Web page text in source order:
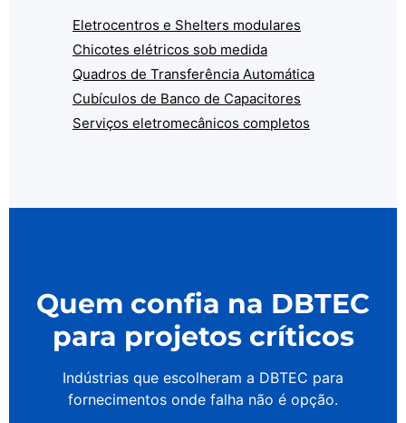
Eletrocentros e Shelters modulares
Chicotes elétricos sob medida
Quadros de Transferência Automática
Cubículos de Banco de Capacitores
Serviços eletromecânicos completos
Quem confia na DBTEC
para projetos críticos
Indústrias que escolheram a DBTEC para
fornecimentos onde falha não é opção.